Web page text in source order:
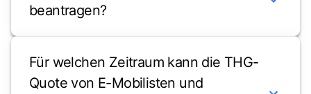
beantragen?
Für welchen Zeitraum kann die THG-
Quote von E-Mobilisten und